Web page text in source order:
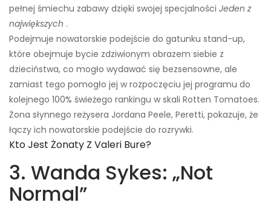
pełnej śmiechu zabawy dzięki swojej specjalności Jeden z
największych .
Podejmuje nowatorskie podejście do gatunku stand-up,
które obejmuje bycie zdziwionym obrazem siebie z
dzieciństwa, co mogło wydawać się bezsensowne, ale
zamiast tego pomogło jej w rozpoczęciu jej programu do
kolejnego 100% świeżego rankingu w skali Rotten Tomatoes.
Żona słynnego reżysera Jordana Peele, Peretti, pokazuje, że
łączy ich nowatorskie podejście do rozrywki.
Kto Jest Żonaty Z Valeri Bure?
3. Wanda Sykes: „Not
Normal”